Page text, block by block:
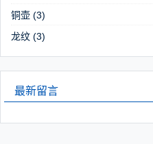
铜壶 (3)
龙纹 (3)
最新留言